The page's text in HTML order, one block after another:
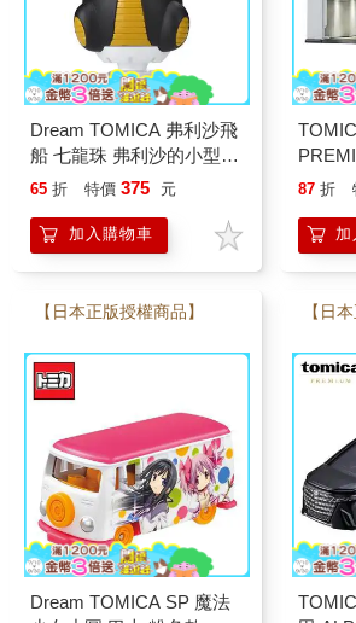
Dream TOMICA 弗利沙飛
船 七龍珠 弗利沙的小型座
艙 玩具車 多美小汽車
65 折 特價 375 元
加入購物車
內不附
87 折
加
【日本正版授權商品】
Dream TOMICA SP 魔法
【日